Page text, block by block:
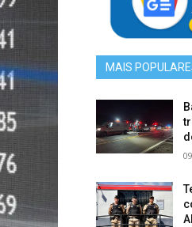
MAIS